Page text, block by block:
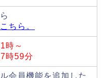
ちら。
時～
時59分
会員機能を追加した